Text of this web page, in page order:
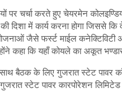
पर चर्चा करते हुए चेयरमेन
दिशा में कार्य करना होगा जिससे
जैसे फर्स्ट माईल कनेक्टिविटी
कहा कि यहाँ कोयले का अकूत
बैठक के लिए गुजरात स्टेट पावर
स्टेट पावर कारपोरेशन